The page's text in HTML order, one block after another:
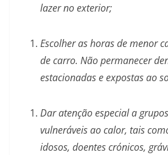
lazer no exterior;
Escolher as horas de menor
de carro. Não permanecer
estacionadas e expostas ao
Dar atenção especial a
vulneráveis ao calor, tais
idosos, doentes crónicos,